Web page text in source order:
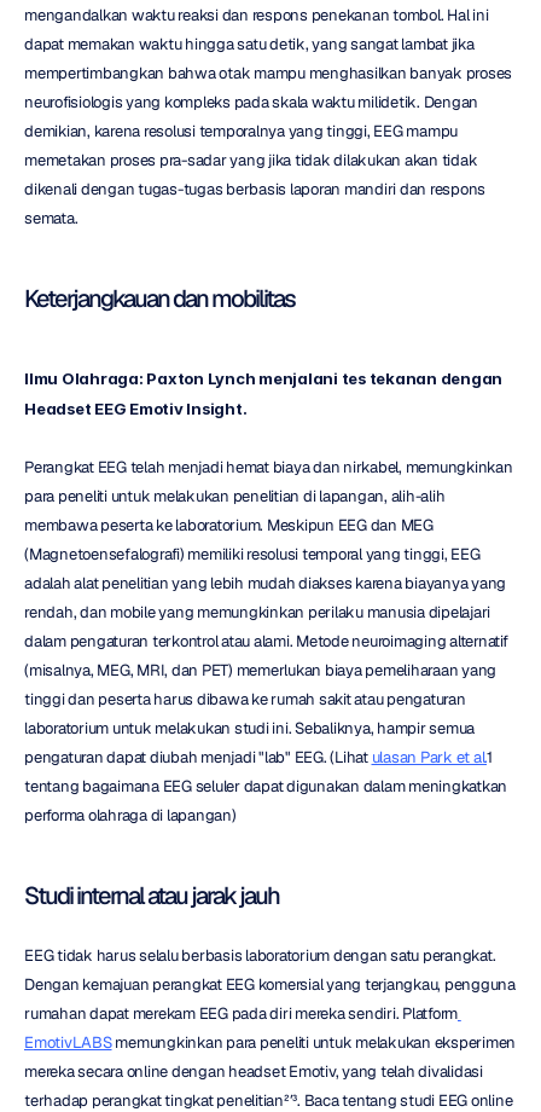
mengandalkan waktu reaksi dan respons penekanan tombol. Hal ini
dapat memakan waktu hingga satu detik, yang sangat lambat jika
mempertimbangkan bahwa otak mampu menghasilkan banyak proses
neurofisiologis yang kompleks pada skala waktu milidetik. Dengan
demikian, karena resolusi temporalnya yang tinggi, EEG mampu
memetakan proses pra-sadar yang jika tidak dilakukan akan tidak
dikenali dengan tugas-tugas berbasis laporan mandiri dan respons
semata.
Keterjangkauan dan mobilitas
Ilmu Olahraga: Paxton Lynch menjalani tes tekanan dengan
Headset EEG Emotiv Insight.
Perangkat EEG telah menjadi hemat biaya dan nirkabel, memungkinkan
para peneliti untuk melakukan penelitian di lapangan, alih-alih
membawa peserta ke laboratorium. Meskipun EEG dan MEG
(Magnetoensefalografi) memiliki resolusi temporal yang tinggi, EEG
adalah alat penelitian yang lebih mudah diakses karena biayanya yang
rendah, dan mobile yang memungkinkan perilaku manusia dipelajari
dalam pengaturan terkontrol atau alami. Metode neuroimaging alternatif
(misalnya, MEG, MRI, dan PET) memerlukan biaya pemeliharaan yang
tinggi dan peserta harus dibawa ke rumah sakit atau pengaturan
laboratorium untuk melakukan studi ini. Sebaliknya, hampir semua
pengaturan dapat diubah menjadi "lab" EEG. (Lihat ulasan Park et al.1
tentang bagaimana EEG seluler dapat digunakan dalam meningkatkan
performa olahraga di lapangan)
Studi internal atau jarak jauh
EEG tidak harus selalu berbasis laboratorium dengan satu perangkat.
Dengan kemajuan perangkat EEG komersial yang terjangkau, pengguna
rumahan dapat merekam EEG pada diri mereka sendiri. Platform
EmotivLABS memungkinkan para peneliti untuk melakukan eksperimen
mereka secara online dengan headset Emotiv, yang telah divalidasi
terhadap perangkat tingkat penelitian²ʹ³. Baca tentang studi EEG online